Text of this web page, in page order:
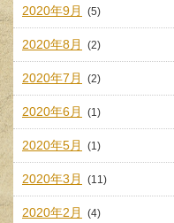
2020年9月 (5)
2020年8月 (2)
2020年7月 (2)
2020年6月 (1)
2020年5月 (1)
2020年3月 (11)
2020年2月 (4)